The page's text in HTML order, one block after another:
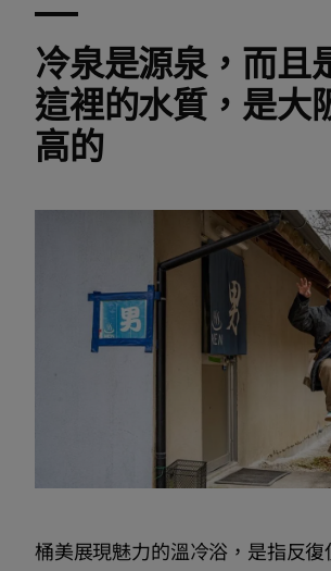
冷泉是源泉，而且
這裡的水質，是大
高的
桶美展現魅力的溫冷浴，是指反